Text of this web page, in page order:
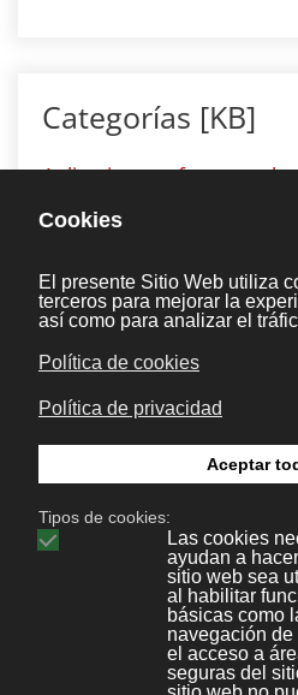
Categorías [KB]
Aplicaciones y frameworks
Desarrollo web
Joomla 16
Legal 5
Protección de datos 0
Marketing y publicidad 1
Redes Sociales 3